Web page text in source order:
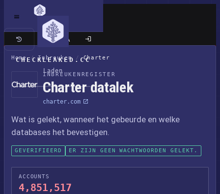
CHECKLEAKED.CC
Laden
Klassieke site
Home / Inbreuken / Charter
INBREUKENREGISTER
Charter datalek
charter.com
Wat is gelekt, wanneer het gebeurde en welke
databases het bevestigen.
GEVERIFIEERD ER ZIJN GEEN WACHTWOORDEN GELEKT.
ACCOUNTS
4,851,517